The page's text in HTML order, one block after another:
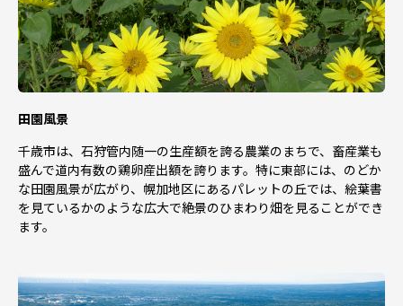
田園風景
千歳市は、石狩管内随一の生産額を誇る農業のまちで、畜産業も
盛んで道内有数の鶏卵産出額を誇ります。特に東部には、のどか
な田園風景が広がり、幌加地区にあるパレットの丘では、絵葉書
を見ているかのような広大で絶景のひまわり畑を見ることができ
ます。